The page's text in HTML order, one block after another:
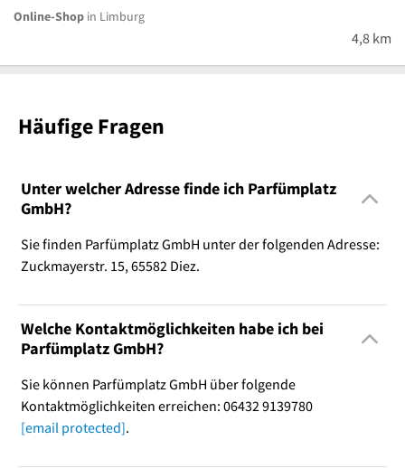
Online-Shop in Limburg
4,8 km
Häufige Fragen
Unter welcher Adresse finde ich Parfümplatz
GmbH?
Sie finden Parfümplatz GmbH unter der folgenden Adresse:
Zuckmayerstr. 15, 65582 Diez.
Welche Kontaktmöglichkeiten habe ich bei
Parfümplatz GmbH?
Sie können Parfümplatz GmbH über folgende
Kontaktmöglichkeiten erreichen: 06432 9139780
[email protected].